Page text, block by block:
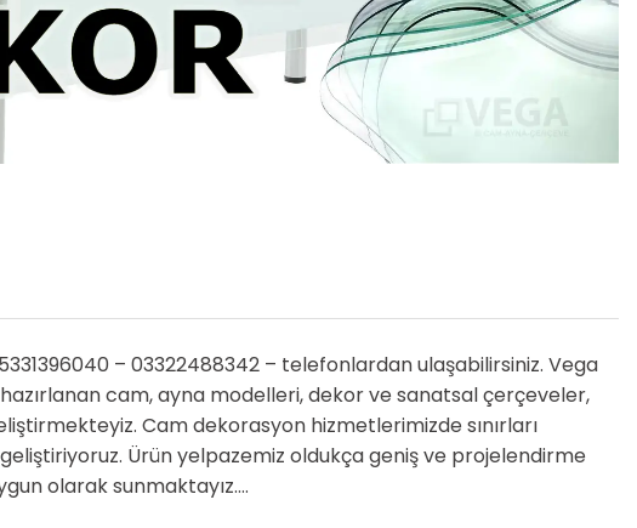
– 03322488342 – telefonlardan ulaşabilirsiniz. Vega
cam, ayna modelleri, dekor ve sanatsal çerçeveler,
Cam dekorasyon hizmetlerimizde sınırları
Ürün yelpazemiz oldukça geniş ve projelendirme
olarak sunmaktayız....